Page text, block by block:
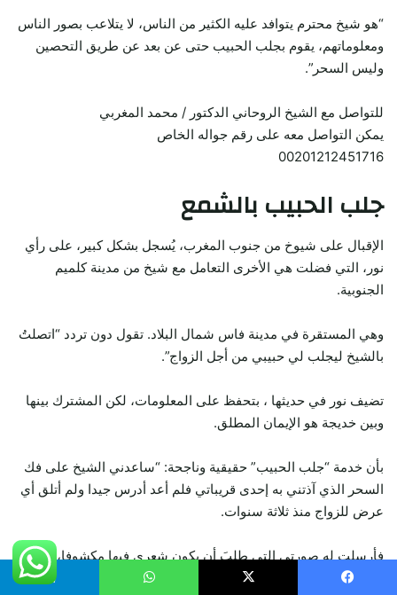
“هو شيخ محترم يتوافد عليه الكثير من الناس، لا يتلاعب بصور الناس
ومعلوماتهم، يقوم بجلب الحبيب حتى عن بعد عن طريق التحصين
وليس السحر”.
للتواصل مع الشيخ الروحاني الدكتور / محمد المغربي
يمكن التواصل معه على رقم جواله الخاص
00201212451716
جلب الحبيب بالشمع
الإقبال على شيوخ من جنوب المغرب، يُسجل بشكل كبير، على رأي
نور، التي فضلت هي الأخرى التعامل مع شيخ من مدينة كلميم
الجنوبية.
وهي المستقرة في مدينة فاس شمال البلاد. تقول دون تردد “اتصلتُ
بالشيخ ليجلب لي حبيبي من أجل الزواج”.
تضيف نور في حديثها ، بتحفظ على المعلومات، لكن المشترك بينها
وبين خديجة هو الإيمان المطلق.
بأن خدمة “جلب الحبيب” حقيقية وناجحة: “ساعدني الشيخ على فك
السحر الذي آذتني به إحدى قريباتي فلم أعد أدرس جيدا ولم أتلق أي
عرض للزواج منذ ثلاثة سنوات.
فأرسلت له صورتي التي طلبَ أن يكون شعري فيها مكشوفا، وبعد
أسبوع أحسست بأن الكثير من الأشياء قد تغيرت في حياتي”.